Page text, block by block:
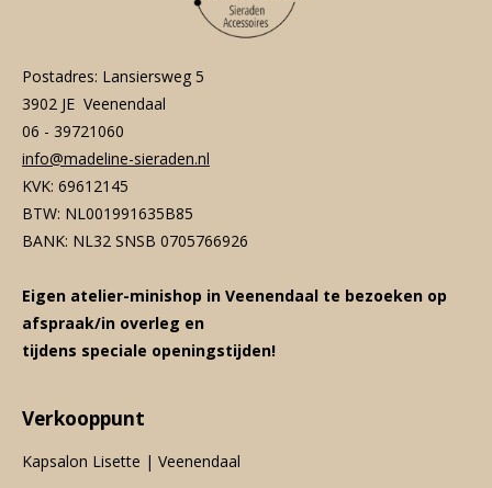
Postadres: Lansiersweg 5
3902 JE Veenendaal
06 - 39721060
info@madeline-sieraden.nl
KVK: 69612145
BTW: NL001991635B85
BANK: NL32 SNSB 0705766926
Eigen atelier-minishop in Veenendaal te bezoeken op
afspraak/in overleg en
tijdens speciale openingstijden!
Verkooppunt
Kapsalon Lisette | Veenendaal